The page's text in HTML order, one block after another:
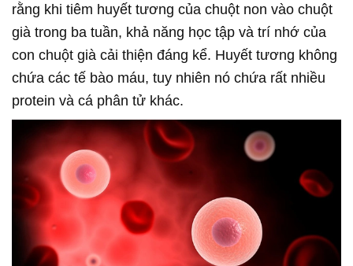
rằng khi tiêm huyết tương của chuột non vào chuột
già trong ba tuần, khả năng học tập và trí nhớ của
con chuột già cải thiện đáng kể. Huyết tương không
chứa các tế bào máu, tuy nhiên nó chứa rất nhiều
protein và cá phân tử khác.